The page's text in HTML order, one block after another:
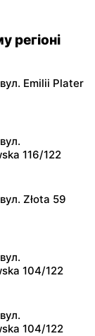
Wydrza 180
Zalesie 77
Błonie 23
Gumniska
Pełkińska
регіоні
Emilii Plater
116/122
Złota 59
104/122
104/122